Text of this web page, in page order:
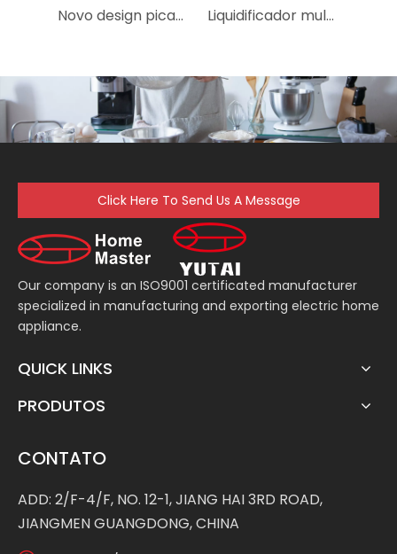
Novo design picador elétrico de alimentos secos de produto comestível para bebê Liquidificador multifuncional poderoso e portátil para alimentos pesados
Click Here To Send Us A Message
Our company is an ISO9001 certificated manufacturer
specialized in manufacturing and exporting electric home
appliance.
QUICK LINKS
PRODUTOS
CONTATO
ADD: 2/F-4/F, NO. 12-1, JIANG HAI 3RD ROAD,
JIANGMEN GUANGDONG, CHINA